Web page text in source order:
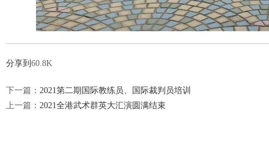
分享到 60.8K
下一篇： 2021第二期国际教练员、国际裁判员培训
上一篇： 2021全港武术群英大汇演圆满结束